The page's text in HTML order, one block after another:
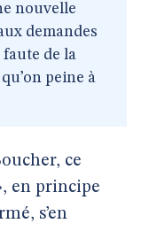
nouvelle
demandes
de la
peine à
ce
en principe
s’en